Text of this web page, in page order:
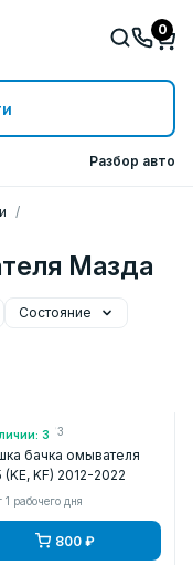
0
Разбор авто
Мазда
Состояние
3
KD3567483
бачка омывателя
(KE, KF) 2012-2022
1 рабочего дня
800 ₽